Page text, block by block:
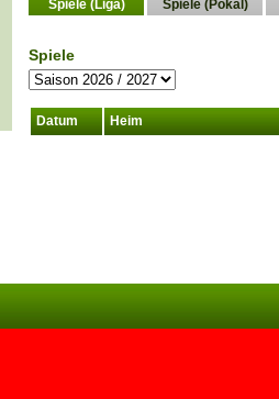
Spiele (Liga) Spiele (Pokal)
Spiele
Datum Heim